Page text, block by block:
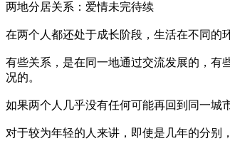
两地分居关系：爱情未完待续
在两个人都还处于成长阶段，生活在不同的
有些关系，是在同一地通过交流发展的，有
况的。
如果两个人几乎没有任何可能再回到同一城
对于较为年轻的人来讲，即使是几年的分别